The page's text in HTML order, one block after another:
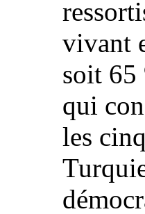
vivant
soit 65
qui
les